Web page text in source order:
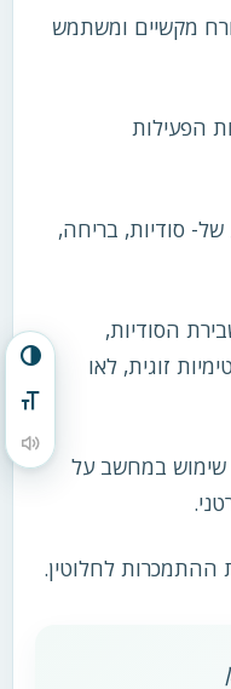
הפעל/כבה ניגודיות גבוהה
מתג גודל גופן
הקראת תוכן העמוד
מקשיים ומשתמש
הפעילות
סודיות, בריחה,
הסודיות,
זוגית, לאו
שימוש במחשב על